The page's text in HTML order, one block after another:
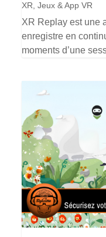
XR ,Jeux & App VR
XR Replay est une
enregistre en
moments d’une